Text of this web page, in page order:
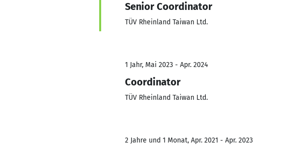
Senior Coordinator
TÜV Rheinland Taiwan Ltd.
1 Jahr, Mai 2023 - Apr. 2024
Coordinator
TÜV Rheinland Taiwan Ltd.
2 Jahre und 1 Monat, Apr. 2021 - Apr. 2023